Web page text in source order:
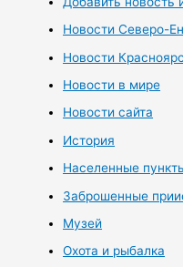
Новости Северо-
Новости
Новости в мире
Новости сайта
История
Населенные
Заброшенные
Музей
Охота и рыбалка